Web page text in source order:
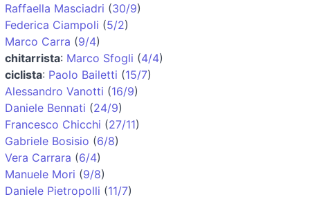
Raffaella Masciadri (30/9)
Federica Ciampoli (5/2)
Marco Carra (9/4)
chitarrista: Marco Sfogli (4/4)
ciclista: Paolo Bailetti (15/7)
Alessandro Vanotti (16/9)
Daniele Bennati (24/9)
Francesco Chicchi (27/11)
Gabriele Bosisio (6/8)
Vera Carrara (6/4)
Manuele Mori (9/8)
Daniele Pietropolli (11/7)